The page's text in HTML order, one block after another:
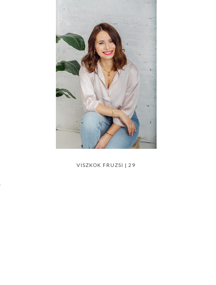
VISZKOK FRUZSI | 29